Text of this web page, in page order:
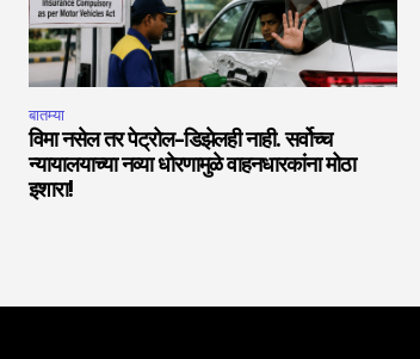
बातम्या
विमा नसेल तर पेट्रोल-डिझेलही नाही. सर्वोच्च
न्यायालयाच्या नव्या धोरणामुळे वाहनधारकांना मोठा
इशारा!